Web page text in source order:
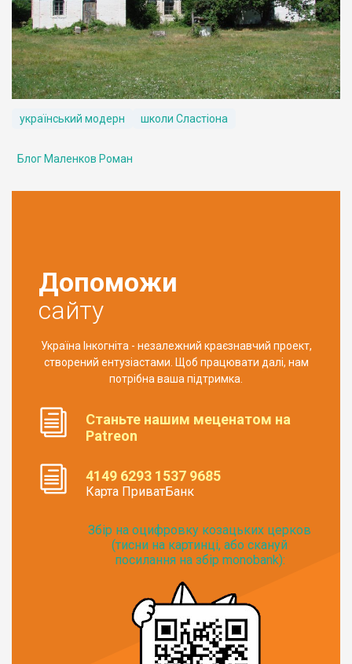
український модерн школи Сластіона
Блог Маленков Роман
Допоможи
сайту
Україна Інкогніта - незалежний краєзнавчий проект,
створений ентузіастами. Щоб працювати далі, нам
потрібна ваша підтримка.
Станьте нашим меценатом на
Patreon
4149 6293 1537 9685
Карта ПриватБанк
Збір на оцифровку козацьких церков
(тисни на картинці, або скануй
посилання на збір monobank):